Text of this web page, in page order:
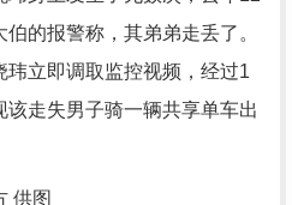
的报警称，其弟弟走丢了。
立即调取监控视频，经过1
走失男子骑一辆共享单车出
供图